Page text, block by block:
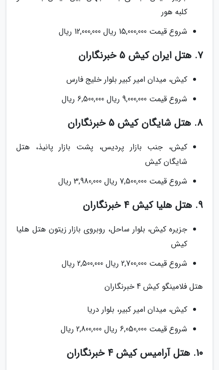
کلبه هور
شروع قیمت 15,000,000 ریال 12,000,000 ریال
7. هتل ایران کیش 5 خبرنگاران
کیش، میدان امیر کبیر بلوار خلیج فارس
شروع قیمت 9,000,000 ریال 6,500,000 ریال
8. هتل شایگان کیش 5 خبرنگاران
کیش، جنب بازار پردیس، پشت بازار پانیذ، هتل
شایگان کیش
شروع قیمت 7,500,000 ریال 3,980,000 ریال
9. هتل هلیا کیش 4 خبرنگاران
جزیره کیش، بلوار ساحل، روبروی بازار زیتون هتل هلیا
کیش
شروع قیمت 2,700,000 ریال 2,500,000 ریال
هتل فلامینگو کیش 4 خبرنگاران
کیش، میدان امیر کبیر، بلوار دریا
شروع قیمت 6,050,000 ریال 2,800,000 ریال
10. هتل آرامیس کیش 4 خبرنگاران